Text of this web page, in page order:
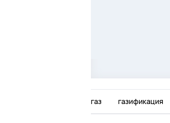
газ газификация